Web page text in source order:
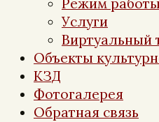
Режим работы
Услуги
Виртуальный
Объекты
КЗД
Фотогалерея
Обратная связь